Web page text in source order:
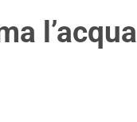
l’acqua